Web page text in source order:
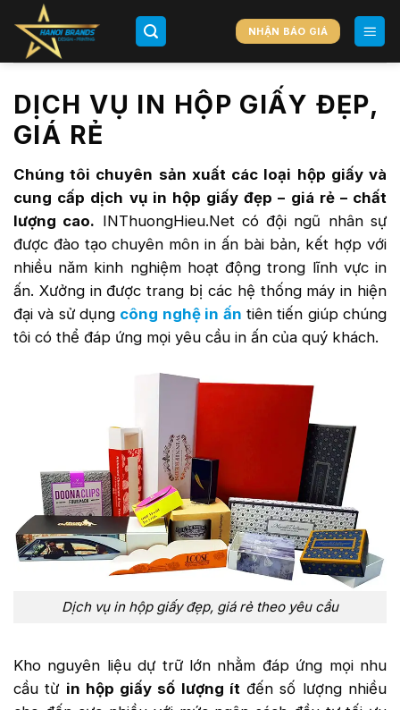
Chuyển
đến
NHẬN BÁO GIÁ
DỊCH VỤ IN HỘP GIẤY ĐẸP,
GIÁ RẺ
Chúng tôi chuyên sản xuất các loại hộp giấy và
cung cấp dịch vụ in hộp giấy đẹp – giá rẻ – chất
lượng cao. INThuongHieu.Net có đội ngũ nhân sự
được đào tạo chuyên môn in ấn bài bản, kết hợp với
nhiều năm kinh nghiệm hoạt động trong lĩnh vực in
ấn. Xưởng in được trang bị các hệ thống máy in hiện
đại và sử dụng công nghệ in ấn tiên tiến giúp chúng
tôi có thể đáp ứng mọi yêu cầu in ấn của quý khách.
Dịch vụ in hộp giấy đẹp, giá rẻ theo yêu cầu
Kho nguyên liệu dự trữ lớn nhằm đáp ứng mọi nhu
cầu từ in hộp giấy số lượng ítđến số lượng nhiều